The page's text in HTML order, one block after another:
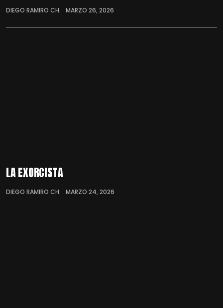
DIEGO RAMIRO CH. MARZO 26, 2026
LA EXORCISTA
DIEGO RAMIRO CH. MARZO 24, 2026